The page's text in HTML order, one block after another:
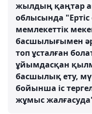
жылдың қаңтар
облысында
мемлекеттік
басшылығымен
топ ұсталған
ұйымдасқан
басшылық ету,
бойынша іс
жұмыс